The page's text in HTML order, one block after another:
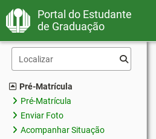
Portal do Estudante
de Graduação
Pré-Matrícula
Pré-Matrícula
Enviar Foto
Acompanhar Situação